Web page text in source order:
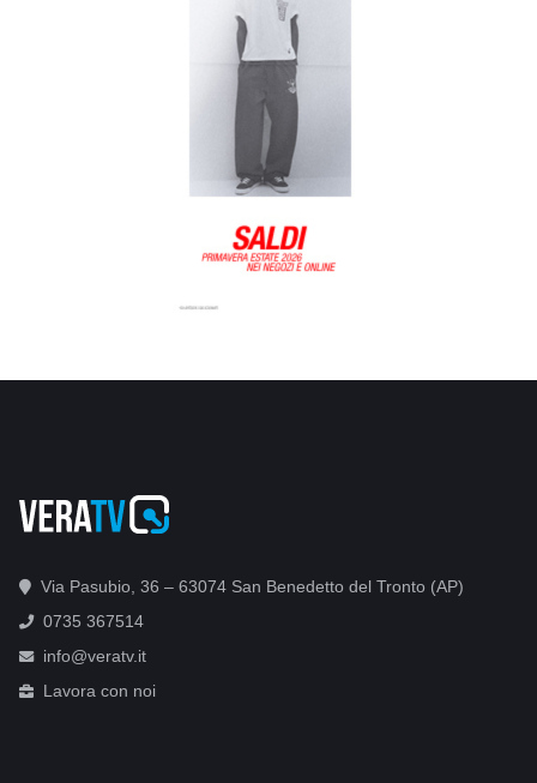
Via Pasubio, 36 – 63074 San Benedetto del Tronto (AP)
0735 367514
info@veratv.it
Lavora con noi